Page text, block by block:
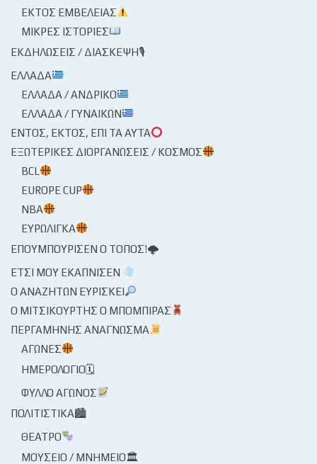
ΕΚΤΌΣ ΕΜΒΈΛΕΙΑΣ
ΜΙΚΡΈΣ ΙΣΤΟΡΊΕΣ
ΕΚΔΗΛΏΣΕΙΣ / ΔΙΆΣΚΕΨΗ🎙
ΕΛΛΆΔΑ
ΕΛΛΆΔΑ / ΑΝΔΡΙΚΌ
ΕΛΛΆΔΑ / ΓΥΝΑΙΚΏΝ
ΕΝΤΌΣ, ΕΚΤΌΣ, ΕΠΊ ΤΑ ΑΥΤΆ
ΕΞΩΤΕΡΙΚΈΣ ΔΙΟΡΓΑΝΏΣΕΙΣ / ΚΌΣΜΟΣ
BCL
EUROPE CUP
NBA
ΕΥΡΩΛΊΓΚΑ
ΕΠΟΥΜΠΟΎΡΙΣΕΝ Ο ΤΌΠΟΣ!🌩
ΈΤΣΙ ΜΟΥ ΕΚΆΠΝΙΣΕΝ
Ο ΑΝΑΖΗΤΏΝ ΕΥΡΊΣΚΕΙ
Ο ΜΙΤΣΙΚΟΥΡΤΉΣ Ο ΜΠΌΜΠΙΡΑΣ
ΠΕΡΓΑΜΗΝΉΣ ΑΝΆΓΝΩΣΜΑ
ΑΓΏΝΕΣ
ΗΜΕΡΟΛΌΓΙΟ🗓
ΦΎΛΛΟ ΑΓΏΝΟΣ
ΠΟΛΙΤΙΣΤΙΚΆ🏙
ΘΈΑΤΡΟ
ΜΟΥΣΕΊΟ / ΜΝΗΜΕΊΟ🏛